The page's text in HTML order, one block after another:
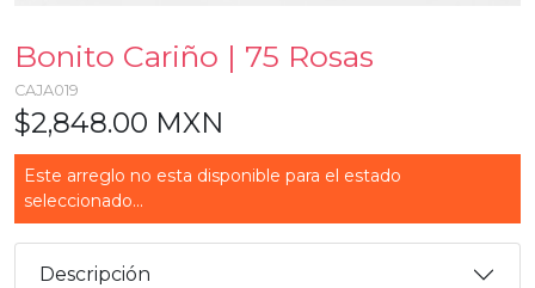
Bonito Cariño | 75 Rosas
CAJA019
$2,848.00 MXN
Este arreglo no esta disponible para el estado
seleccionado...
Descripción